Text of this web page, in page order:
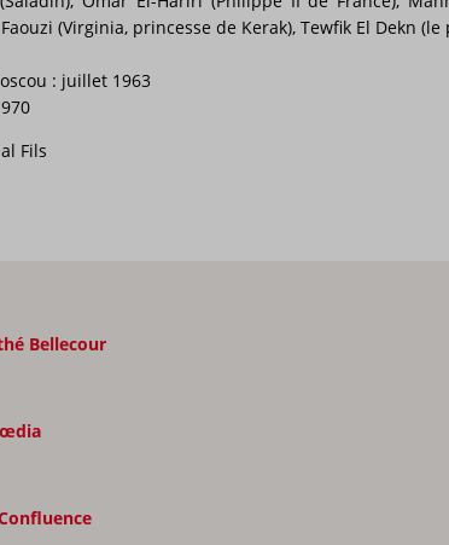
(Virginia, princesse de Kerak), Tewfik El Dekn
: juillet 1963
Fils
Bellecour